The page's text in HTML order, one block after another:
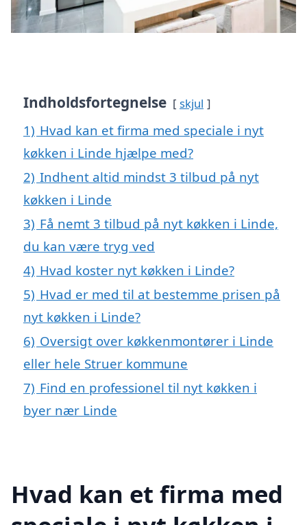
Indholdsfortegnelse skjul
1) Hvad kan et firma med speciale i nyt
køkken i Linde hjælpe med?
2) Indhent altid mindst 3 tilbud på nyt
køkken i Linde
3) Få nemt 3 tilbud på nyt køkken i Linde,
du kan være tryg ved
4) Hvad koster nyt køkken i Linde?
5) Hvad er med til at bestemme prisen på
nyt køkken i Linde?
6) Oversigt over køkkenmontører i Linde
eller hele Struer kommune
7) Find en professionel til nyt køkken i
byer nær Linde
Hvad kan et firma med